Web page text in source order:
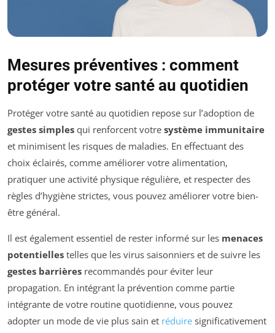
Mesures préventives : comment
protéger votre santé au quotidien
Protéger votre santé au quotidien repose sur l’adoption de
gestes simples qui renforcent votre système immunitaire
et minimisent les risques de maladies. En effectuant des
choix éclairés, comme améliorer votre alimentation,
pratiquer une activité physique régulière, et respecter des
règles d’hygiène strictes, vous pouvez améliorer votre bien-
être général.
Il est également essentiel de rester informé sur les menaces
potentielles telles que les virus saisonniers et de suivre les
gestes barrières recommandés pour éviter leur
propagation. En intégrant la prévention comme partie
intégrante de votre routine quotidienne, vous pouvez
adopter un mode de vie plus sain et réduire significativement